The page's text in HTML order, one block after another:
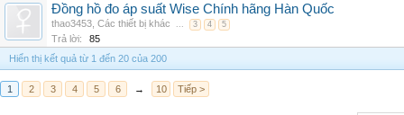
Đồng hồ đo áp suất Wise Chính hãng Hàn Quốc
thao3453 Các thiết bị khác ... 3 4 5
Trả lời:
85
Hiển thị kết quả từ 1 đến 20 của 200
1 2 3 4 5 6 → 10 Tiếp >